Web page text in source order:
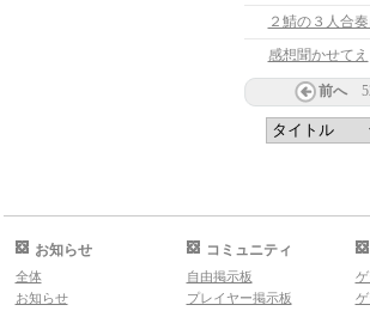
２鯖の３人合
感想聞かせてえ
前へ
お知らせ
全体
お知らせ
コミュニティ
自由掲示板
プレイヤー掲示板